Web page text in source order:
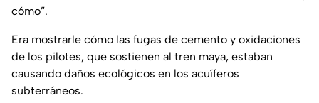
cómo”.
Era mostrarle cómo las fugas de cemento y oxidaciones
de los pilotes, que sostienen al tren maya, estaban
causando daños ecológicos en los acuíferos
subterráneos.